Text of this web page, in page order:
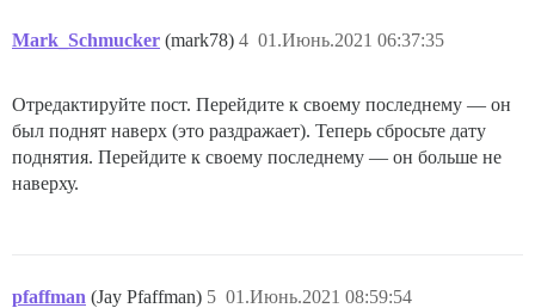
Mark_Schmucker (mark78) 01.Июнь.2021 06:37:35
4
Отредактируйте пост. Перейдите к своему последнему — он
был поднят наверх (это раздражает). Теперь сбросьте дату
поднятия. Перейдите к своему последнему — он больше не
наверху.
pfaffman (Jay Pfaffman) 01.Июнь.2021 08:59:54
5